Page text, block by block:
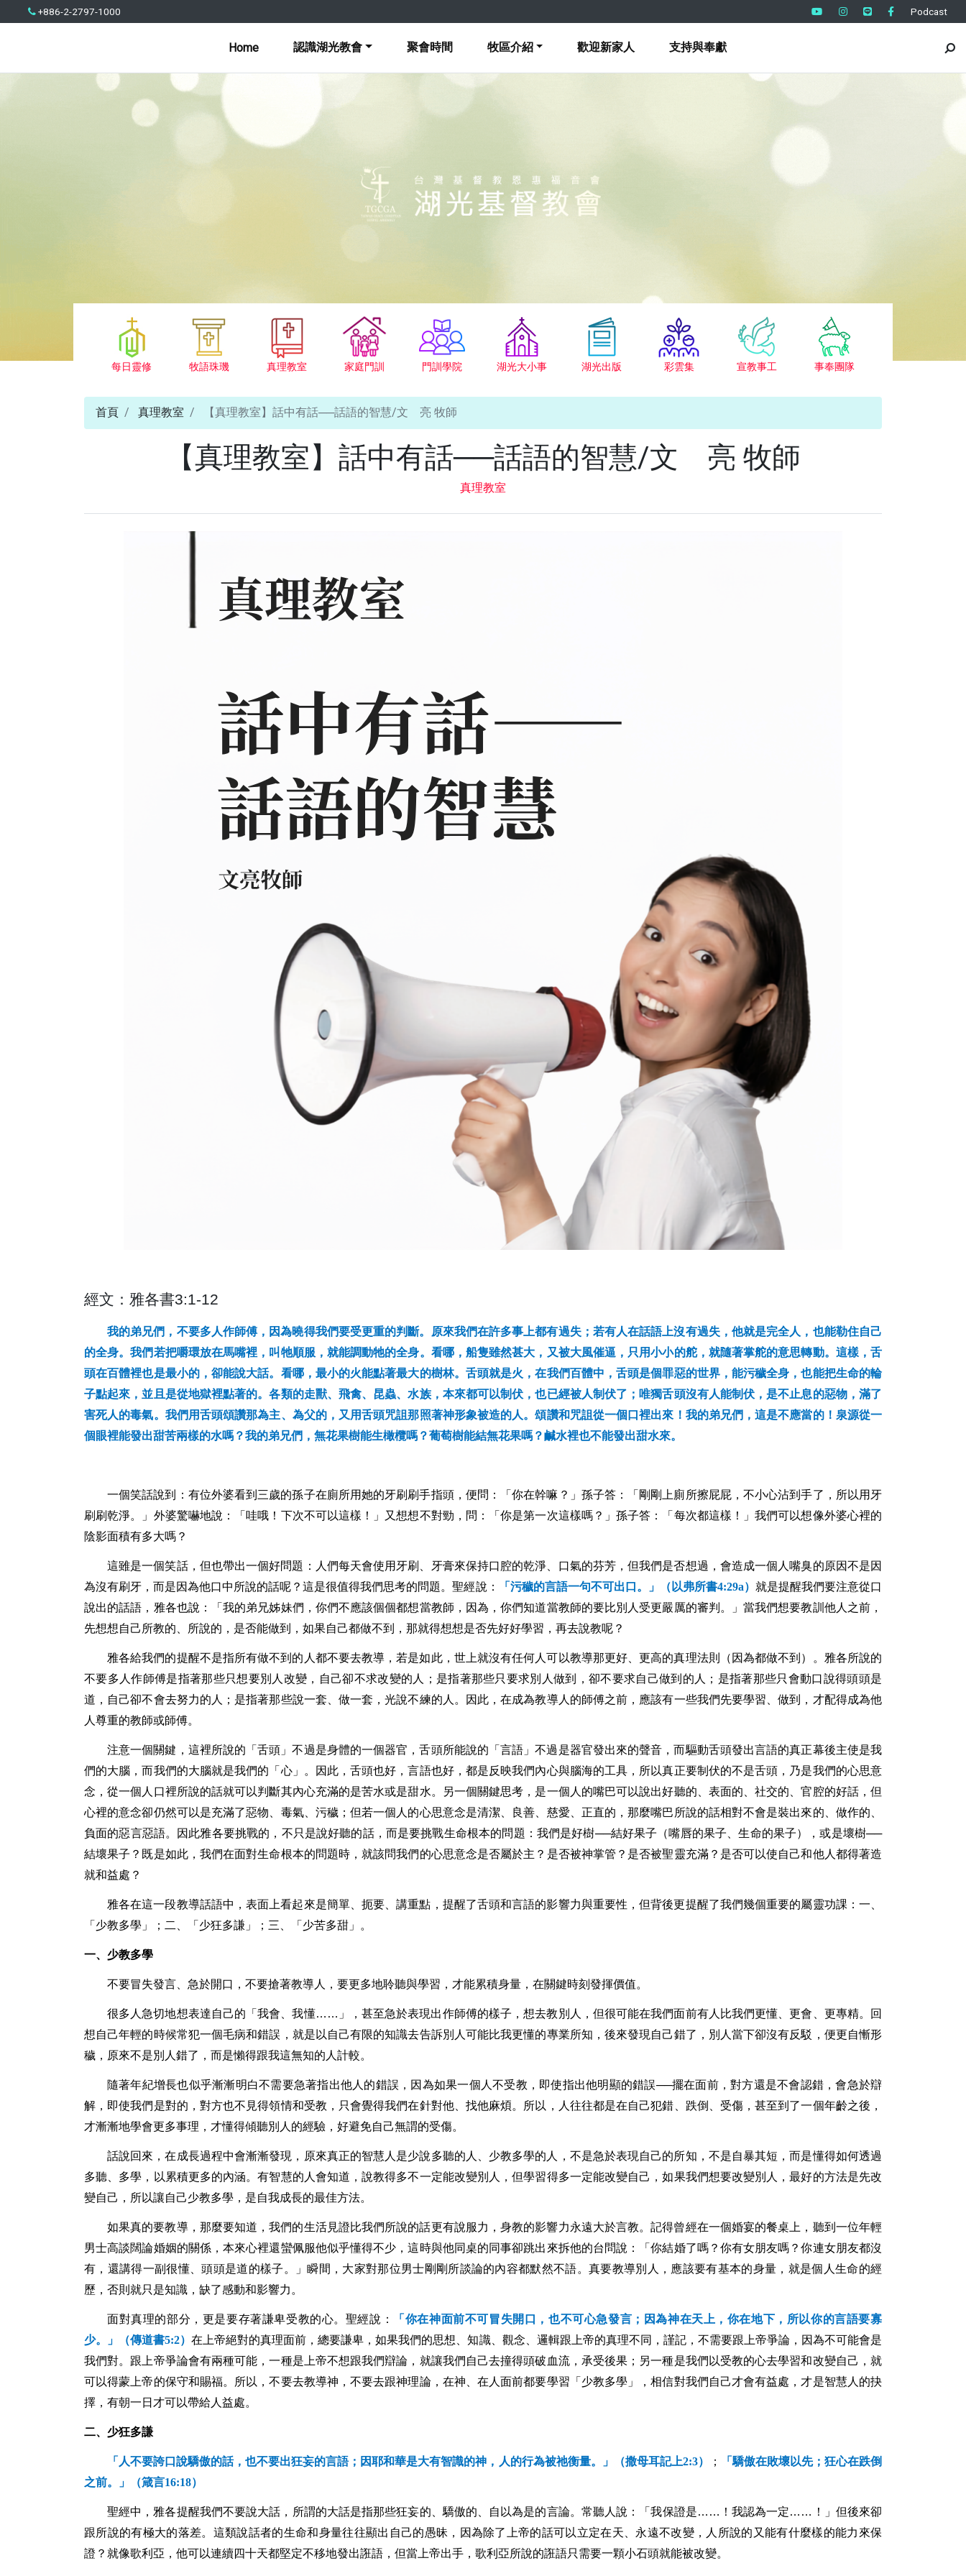
+886-2-2797-1000 Podcast
Home 認識湖光教會 聚會時間 牧區介紹 歡迎新家人 支持與奉獻
每日靈修 牧語珠璣 真理教室 家庭門訓 門訓學院 湖光大小事 湖光出版 彩雲集 宣教事工 事奉團隊
首頁 真理教室 【真理教室】話中有話──話語的智慧/文 亮 牧師
【真理教室】話中有話──話語的智慧/文 亮 牧師
真理教室
經文：雅各書3:1-12
我的弟兄們，不要多人作師傅，因為曉得我們要受更重的判斷。原來我們在許多事上都有過失；若有人在話語上沒有過失，他就是完全人，也能勒住自己
的全身。我們若把嚼環放在馬嘴裡，叫牠順服，就能調動牠的全身。看哪，船隻雖然甚大，又被大風催逼，只用小小的舵，就隨著掌舵的意思轉動。這樣，舌
頭在百體裡也是最小的，卻能說大話。看哪，最小的火能點著最大的樹林。舌頭就是火，在我們百體中，舌頭是個罪惡的世界，能污穢全身，也能把生命的輪
子點起來，並且是從地獄裡點著的。各類的走獸、飛禽、昆蟲、水族，本來都可以制伏，也已經被人制伏了；唯獨舌頭沒有人能制伏，是不止息的惡物，滿了
害死人的毒氣。我們用舌頭頌讚那為主、為父的，又用舌頭咒詛那照著神形象被造的人。頌讚和咒詛從一個口裡出來！我的弟兄們，這是不應當的！泉源從一
個眼裡能發出甜苦兩樣的水嗎？我的弟兄們，無花果樹能生橄欖嗎？葡萄樹能結無花果嗎？鹹水裡也不能發出甜水來。
一個笑話說到：有位外婆看到三歲的孫子在廁所用她的牙刷刷手指頭，便問：「你在幹嘛？」孫子答：「剛剛上廁所擦屁屁，不小心沾到手了，所以用牙
刷刷乾淨。」外婆驚嚇地說：「哇哦！下次不可以這樣！」又想想不對勁，問：「你是第一次這樣嗎？」孫子答：「每次都這樣！」我們可以想像外婆心裡的
陰影面積有多大嗎？
這雖是一個笑話，但也帶出一個好問題：人們每天會使用牙刷、牙膏來保持口腔的乾淨、口氣的芬芳，但我們是否想過，會造成一個人嘴臭的原因不是因
為沒有刷牙，而是因為他口中所說的話呢？這是很值得我們思考的問題。聖經說：
「污穢的言語一句不可出口。」（以弗所書4:29a） 就是提醒我們要注意從口
說出的話語，雅各也說：「我的弟兄姊妹們，你們不應該個個都想當教師，因為，你們知道當教師的要比別人受更嚴厲的審判。」當我們想要教訓他人之前，
先想想自己所教的、所說的，是否能做到，如果自己都做不到，那就得想想是否先好好學習，再去說教呢？
雅各給我們的提醒不是指所有做不到的人都不要去教導，若是如此，世上就沒有任何人可以教導那更好、更高的真理法則（因為都做不到）。雅各所說的
不要多人作師傅是指著那些只想要別人改變，自己卻不求改變的人；是指著那些只要求別人做到，卻不要求自己做到的人；是指著那些只會動口說得頭頭是
道，自己卻不會去努力的人；是指著那些說一套、做一套，光說不練的人。因此，在成為教導人的師傅之前，應該有一些我們先要學習、做到，才配得成為他
人尊重的教師或師傅。
注意一個關鍵，這裡所說的「舌頭」不過是身體的一個器官，舌頭所能說的「言語」不過是器官發出來的聲音，而驅動舌頭發出言語的真正幕後主使是我
們的大腦，而我們的大腦就是我們的「心」。因此，舌頭也好，言語也好，都是反映我們內心與腦海的工具，所以真正要制伏的不是舌頭，乃是我們的心思意
念，從一個人口裡所說的話就可以判斷其內心充滿的是苦水或是甜水。另一個關鍵思考，是一個人的嘴巴可以說出好聽的、表面的、社交的、官腔的好話，但
心裡的意念卻仍然可以是充滿了惡物、毒氣、污穢；但若一個人的心思意念是清潔、良善、慈愛、正直的，那麼嘴巴所說的話相對不會是裝出來的、做作的、
負面的惡言惡語。因此雅各要挑戰的，不只是說好聽的話，而是要挑戰生命根本的問題：我們是好樹──結好果子（嘴唇的果子、生命的果子），或是壞樹──
結壞果子？既是如此，我們在面對生命根本的問題時，就該問我們的心思意念是否屬於主？是否被神掌管？是否被聖靈充滿？是否可以使自己和他人都得著造
就和益處？
雅各在這一段教導話語中，表面上看起來是簡單、扼要、講重點，提醒了舌頭和言語的影響力與重要性，但背後更提醒了我們幾個重要的屬靈功課：一、
「少教多學」；二、「少狂多謙」；三、「少苦多甜」。
一、少教多學
不要冒失發言、急於開口，不要搶著教導人，要更多地聆聽與學習，才能累積身量，在關鍵時刻發揮價值。
很多人急切地想表達自己的「我會、我懂……」，甚至急於表現出作師傅的樣子，想去教別人，但很可能在我們面前有人比我們更懂、更會、更專精。回
想自己年輕的時候常犯一個毛病和錯誤，就是以自己有限的知識去告訴別人可能比我更懂的專業所知，後來發現自己錯了，別人當下卻沒有反駁，便更自慚形
穢，原來不是別人錯了，而是懶得跟我這無知的人計較。
隨著年紀增長也似乎漸漸明白不需要急著指出他人的錯誤，因為如果一個人不受教，即使指出他明顯的錯誤──擺在面前，對方還是不會認錯，會急於辯
解，即使我們是對的，對方也不見得領情和受教，只會覺得我們在針對他、找他麻煩。所以，人往往都是在自己犯錯、跌倒、受傷，甚至到了一個年齡之後，
才漸漸地學會更多事理，才懂得傾聽別人的經驗，好避免自己無謂的受傷。
話說回來，在成長過程中會漸漸發現，原來真正的智慧人是少說多聽的人、少教多學的人，不是急於表現自己的所知，不是自暴其短，而是懂得如何透過
多聽、多學，以累積更多的內涵。有智慧的人會知道，說教得多不一定能改變別人，但學習得多一定能改變自己，如果我們想要改變別人，最好的方法是先改
變自己，所以讓自己少教多學，是自我成長的最佳方法。
如果真的要教導，那麼要知道，我們的生活見證比我們所說的話更有說服力，身教的影響力永遠大於言教。記得曾經在一個婚宴的餐桌上，聽到一位年輕
男士高談闊論婚姻的關係，本來心裡還蠻佩服他似乎懂得不少，這時與他同桌的同事卻跳出來拆他的台問說：「你結婚了嗎？你有女朋友嗎？你連女朋友都沒
有，還講得一副很懂、頭頭是道的樣子。」瞬間，大家對那位男士剛剛所談論的內容都默然不語。真要教導別人，應該要有基本的身量，就是個人生命的經
歷，否則就只是知識，缺了感動和影響力。
面對真理的部分，更是要存著謙卑受教的心。聖經說：
「你在神面前不可冒失開口，也不可心急發言；因為神在天上，你在地下，所以你的言語要寡
少。」（傳道書5:2）在上帝絕對的真理面前，總要謙卑，如果我們的思想、知識、觀念、邏輯跟上帝的真理不同，謹記，不需要跟上帝爭論，因為不可能會是
我們對。跟上帝爭論會有兩種可能，一種是上帝不想跟我們辯論，就讓我們自己去撞得頭破血流，承受後果；另一種是我們以受教的心去學習和改變自己，就
可以得蒙上帝的保守和賜福。所以，不要去教導神，不要去跟神理論，在神、在人面前都要學習「少教多學」，相信對我們自己才會有益處，才是智慧人的抉
擇，有朝一日才可以帶給人益處。
二、少狂多謙
「人不要誇口說驕傲的話，也不要出狂妄的言語；因耶和華是大有智識的神，人的行為被祂衡量。」（撒母耳記上2:3） ；
「驕傲在敗壞以先；狂心在跌倒
之前。」（箴言16:18）
聖經中，雅各提醒我們不要說大話，所謂的大話是指那些狂妄的、驕傲的、自以為是的言論。常聽人說：「我保證是……！我認為一定……！」但後來卻
跟所說的有極大的落差。這類說話者的生命和身量往往顯出自己的愚昧，因為除了上帝的話可以立定在天、永遠不改變，人所說的又能有什麼樣的能力來保
證？就像歌利亞，他可以連續四十天都堅定不移地發出誑語，但當上帝出手，歌利亞所說的誑語只需要一顆小石頭就能被改變。